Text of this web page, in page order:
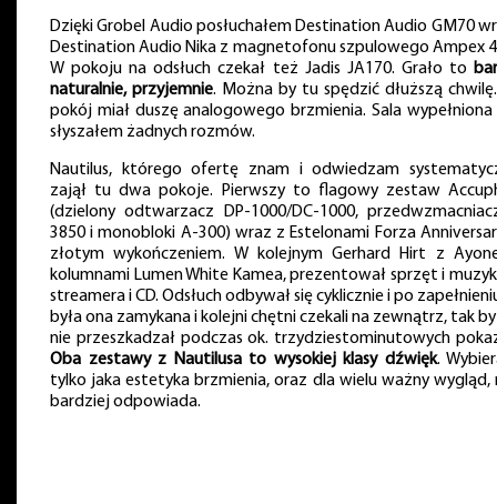
Dzięki Grobel Audio posłuchałem Destination Audio GM70
Destination Audio Nika z magnetofonu szpulowego Ampex
W pokoju na odsłuch czekał też Jadis JA170. Grało to
naturalnie, przyjemnie. Można by tu spędzić dłuższą
pokój miał duszę analogowego brzmienia. Sala wypełniona
słyszałem żadnych rozmów.
Nautilus, którego ofertę znam i odwiedzam
zajął tu dwa pokoje. Pierwszy to flagowy zestaw
(dzielony odtwarzacz DP-1000/DC-1000,
3850 i monobloki A-300) wraz z Estelonami Forza
złotym wykończeniem. W kolejnym Gerhard Hirt z
kolumnami Lumen White Kamea, prezentował sprzęt i
streamera i CD. Odsłuch odbywał się cyklicznie i po
była ona zamykana i kolejni chętni czekali na zewnątrz, tak
nie przeszkadzał podczas ok. trzydziestominutowych
Oba zestawy z Nautilusa to wysokiej klasy dźwięk.
tylko jaka estetyka brzmienia, oraz dla wielu ważny wygląd,
bardziej odpowiada.